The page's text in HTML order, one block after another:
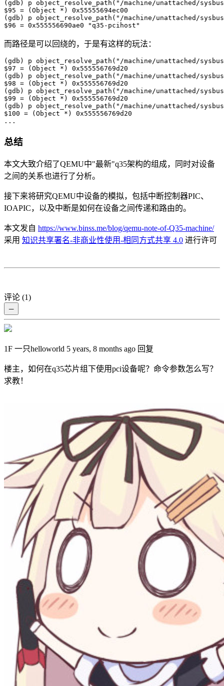
(gdb) p object_resolve_path("/machine/unattached/
$95 = (Object *) 0x55555694ec00
(gdb) p object_resolve_path("/machine/unattached/
$96 = 0x555556690ae0 "q35-pcihost"
而路径是可以回绕的，于是有这样的玩法：
(gdb) p object_resolve_path("/machine/unattached/
$97 = (Object *) 0x555556769d20
(gdb) p object_resolve_path("/machine/unattached/
$98 = (Object *) 0x555556769d20
(gdb) p object_resolve_path("/machine/unattached/
$99 = (Object *) 0x555556769d20
(gdb) p object_resolve_path("/machine/unattached/
$100 = (Object *) 0x555556769d20
...
总结
本文大致介绍了QEMU中"最新"q35架构的组成，同时对设备
之间的关系也进行了分析。
接下来将研究QEMU中设备的模拟，包括中断控制器PIC、
IOAPIC，以及中断是如何在设备之间传递和路由的。
本文发自 https://www.binss.me/blog/qemu-note-of-Q35-machine/
采用 知识共享署名-非商业性使用-相同方式共享 4.0 进行许可
评论 (1)
－
1F 一只helloworld 5 years, 8 months ago 回复
楼主，如何在q35芯片组下使用pci设备呢？命令参数怎么写？
求教！